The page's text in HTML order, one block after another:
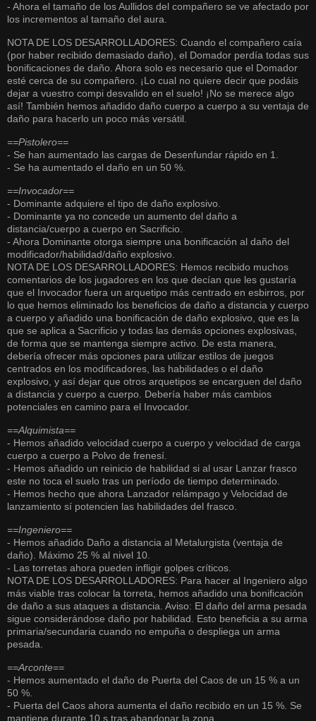
- Ahora el tamaño de los Aullidos del compañero se ve afectado por
los incrementos al tamaño del aura.
NOTA DE LOS DESARROLLADORES: Cuando el compañero caía
(por haber recibido demasiado daño), el Domador perdía todas sus
bonificaciones de daño. Ahora solo es necesario que el Domador
esté cerca de su compañero. ¡Lo cual no quiere decir que podáis
dejar a vuestro compi desvalido en el suelo! ¡No se merece algo
así! También hemos añadido daño cuerpo a cuerpo a su ventaja de
daño para hacerlo un poco más versátil.
==Pistolero==
- Se han aumentado las cargas de Desenfundar rápido en 1.
- Se ha aumentado el daño en un 50 %.
==Invocador==
- Dominante adquiere el tipo de daño explosivo.
- Dominante ya no concede un aumento del daño a
distancia/cuerpo a cuerpo en Sacrificio.
- Ahora Dominante otorga siempre una bonificación al daño del
modificador/habilidad/daño explosivo.
NOTA DE LOS DESARROLLADORES: Hemos recibido muchos
comentarios de los jugadores en los que decían que les gustaría
que el Invocador fuera un arquetipo más centrado en esbirros, por
lo que hemos eliminado los beneficios de daño a distancia y cuerpo
a cuerpo y añadido una bonificación de daño explosivo, que es la
que se aplica a Sacrificio y todas las demás opciones explosivas,
de forma que se mantenga siempre activo. De esta manera,
debería ofrecer más opciones para utilizar estilos de juegos
centrados en los modificadores, las habilidades o el daño
explosivo, y así dejar que otros arquetipos se encarguen del daño
a distancia y cuerpo a cuerpo. Debería haber más cambios
potenciales en camino para el Invocador.
==Alquimista==
- Hemos añadido velocidad cuerpo a cuerpo y velocidad de carga
cuerpo a cuerpo a Polvo de frenesí.
- Hemos añadido un reinicio de habilidad si al usar Lanzar frasco
este no toca el suelo tras un período de tiempo determinado.
- Hemos hecho que ahora Lanzador relámpago y Velocidad de
lanzamiento sí potencien las habilidades del frasco.
==Ingeniero==
- Hemos añadido Daño a distancia al Metalurgista (ventaja de
daño). Máximo 25 % al nivel 10.
- Las torretas ahora pueden infligir golpes críticos.
NOTA DE LOS DESARROLLADORES: Para hacer al Ingeniero algo
más viable tras colocar la torreta, hemos añadido una bonificación
de daño a sus ataques a distancia. Aviso: El daño del arma pesada
sigue considerándose daño por habilidad. Esto beneficia a su arma
primaria/secundaria cuando no empuña o despliega un arma
pesada.
==Arconte==
- Hemos aumentado el daño de Puerta del Caos de un 15 % a un
50 %.
- Puerta del Caos ahora aumenta el daño recibido en un 15 %. Se
mantiene durante 10 s tras abandonar la zona.